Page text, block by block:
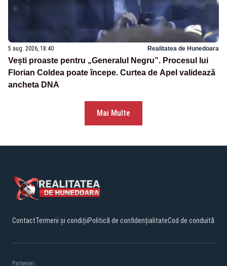
5 aug. 2026, 18:40 Realitatea de Hunedoara
Vești proaste pentru „Generalul Negru”. Procesul lui
Florian Coldea poate începe. Curtea de Apel validează
ancheta DNA
Mai Multe
ContactTermeni și condițiiPolitică de confidențialitateCod de conduită
Parteneri: